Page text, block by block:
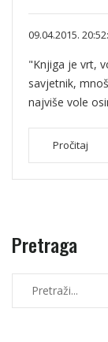
09.04.2015.
"Knjiga je vrt,
savjetnik,
najviše vole
Pročitaj
Pretraga